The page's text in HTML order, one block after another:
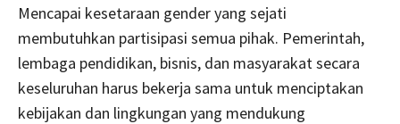
Mencapai kesetaraan gender yang sejati
membutuhkan partisipasi semua pihak. Pemerintah,
lembaga pendidikan, bisnis, dan masyarakat secara
keseluruhan harus bekerja sama untuk menciptakan
kebijakan dan lingkungan yang mendukung